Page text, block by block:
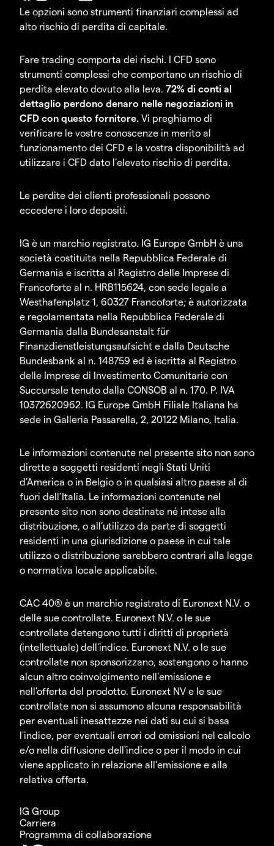
Le opzioni sono strumenti finanziari complessi ad
alto rischio di perdita di capitale.
Fare trading comporta dei rischi. I CFD sono
strumenti complessi che comportano un rischio di
perdita elevato dovuto alla leva. 72% di conti al
dettaglio perdono denaro nelle negoziazioni in
CFD con questo fornitore. Vi preghiamo di
verificare le vostre conoscenze in merito al
funzionamento dei CFD e la vostra disponibilità ad
utilizzare i CFD dato l’elevato rischio di perdita.
Le perdite dei clienti professionali possono
eccedere i loro depositi.
IG è un marchio registrato. IG Europe GmbH è una
società costituita nella Repubblica Federale di
Germania e iscritta al Registro delle Imprese di
Francoforte al n. HRB115624, con sede legale a
Westhafenplatz 1, 60327 Francoforte; è autorizzata
e regolamentata nella Repubblica Federale di
Germania dalla Bundesanstalt für
Finanzdienstleistungsaufsicht e dalla Deutsche
Bundesbank al n. 148759 ed è iscritta al Registro
delle Imprese di Investimento Comunitarie con
Succursale tenuto dalla CONSOB al n. 170. P. IVA
10372620962. IG Europe GmbH Filiale Italiana ha
sede in Galleria Passarella, 2, 20122 Milano, Italia.
Le informazioni contenute nel presente sito non sono
dirette a soggetti residenti negli Stati Uniti
d'America o in Belgio o in qualsiasi altro paese al di
fuori dell’Italia. Le informazioni contenute nel
presente sito non sono destinate né intese alla
distribuzione, o all'utilizzo da parte di soggetti
residenti in una giurisdizione o paese in cui tale
utilizzo o distribuzione sarebbero contrari alla legge
o normativa locale applicabile.
CAC 40® è un marchio registrato di Euronext N.V. o
delle sue controllate. Euronext N.V. o le sue
controllate detengono tutti i diritti di proprietà
(intellettuale) dell'indice. Euronext N.V. o le sue
controllate non sponsorizzano, sostengono o hanno
alcun altro coinvolgimento nell'emissione e
nell'offerta del prodotto. Euronext NV e le sue
controllate non si assumono alcuna responsabilità
per eventuali inesattezze nei dati su cui si basa
l'indice, per eventuali errori od omissioni nel calcolo
e/o nella diffusione dell'indice o per il modo in cui
viene applicato in relazione all'emissione e alla
relativa offerta.
IG Group
Carriera
Programma di collaborazione